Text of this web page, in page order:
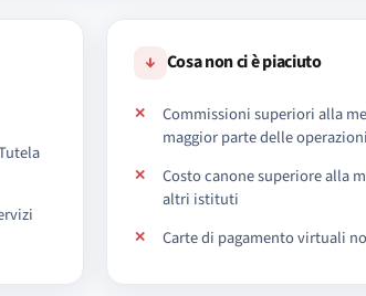
↓ Cosa non ci è piaciuto
Commissioni superiori alla
maggior parte delle
Costo canone superiore alla
altri istituti
Carte di pagamento virtuali